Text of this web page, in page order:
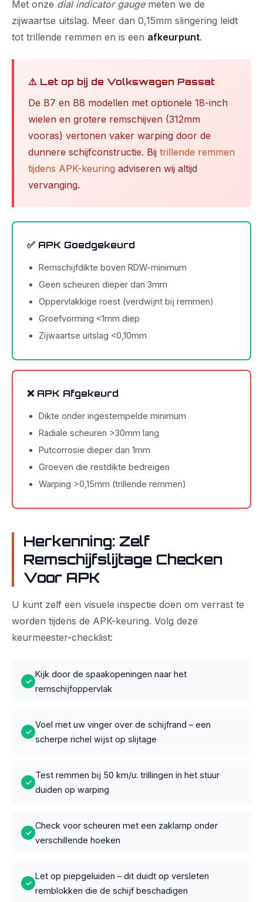
Met onze dial indicator gaugemeten we de
zijwaartse uitslag. Meer dan 0,15mm slingering leidt
tot trillende remmen en is een afkeurpunt.
⚠️ Let op bij de Volkswagen Passat
De B7 en B8 modellen met optionele 18-inch
wielen en grotere remschijven (312mm
vooras) vertonen vaker warping door de
dunnere schijfconstructie. Bij trillende remmen
tijdens APK-keuring adviseren wij altijd
vervanging.
✅ APK Goedgekeurd
Remschijfdikte boven RDW-minimum
Geen scheuren dieper dan 3mm
Oppervlakkige roest (verdwijnt bij remmen)
Groefvorming <1mm diep
Zijwaartse uitslag <0,10mm
❌ APK Afgekeurd
Dikte onder ingestempelde minimum
Radiale scheuren >30mm lang
Putcorrosie dieper dan 1mm
Groeven die restdikte bedreigen
Warping >0,15mm (trillende remmen)
Herkenning: Zelf
Remschijfslijtage Checken
Voor APK
U kunt zelf een visuele inspectie doen om verrast te
worden tijdens de APK-keuring. Volg deze
keurmeester-checklist:
✓
Kijk door de spaakopeningen naar het
remschijfoppervlak
✓
Voel met uw vinger over de schijfrand – een
scherpe richel wijst op slijtage
✓
Test remmen bij 50 km/u: trillingen in het stuur
duiden op warping
✓
Check voor scheuren met een zaklamp onder
verschillende hoeken
✓
Let op piepgeluiden – dit duidt op versleten
remblokken die de schijf beschadigen